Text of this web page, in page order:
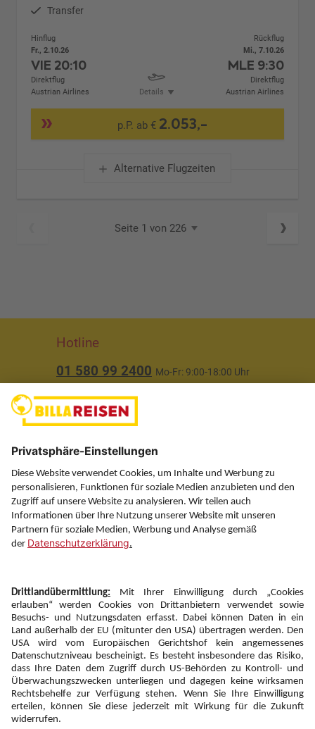
Transfer
Hinflug
Fr., 2.10.26
VIE 20:10
Direktflug
Austrian Airlines
Details
Rückflug
Mi., 7.10.26
MLE 9:30
Direktflug
Austrian Airlines
p.P. ab € 2.053,-
Alternative Flugzeiten
Seite 1 von 226
Hotline
01 580 99 2400 Mo-Fr: 9:00-18:00 Uhr
Über uns
Service
Information
Folgen Sie uns auf
Newsletter:
Anmelden